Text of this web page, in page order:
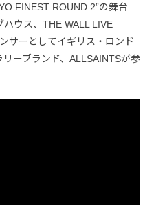
FINEST ROUND 2”の舞台
ウス、THE WALL LIVE
サーとしてイギリス・ロンド
ーブランド、ALLSAINTSが参